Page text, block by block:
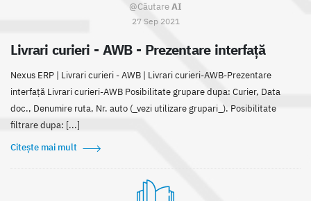
@CăutareAI
27 Sep 2021
Livrari curieri - AWB - Prezentare interfață
Nexus ERP | Livrari curieri - AWB | Livrari curieri-AWB-Prezentare
interfață Livrari curieri-AWB Posibilitate grupare dupa: Curier, Data
doc., Denumire ruta, Nr. auto (_vezi utilizare grupari_). Posibilitate
filtrare dupa: [...]
Citește mai mult